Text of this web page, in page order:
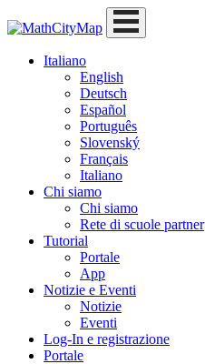
to
Italiano
English
Deutsch
Español
Português
Slovenský
Français
Italiano
Chi siamo
Chi siamo
Rete di scuole partner
Tutorial
Portale
App
Notizie e Eventi
Notizie
Eventi
Log-In e registrazione
Portale